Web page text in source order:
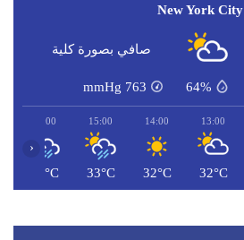
New York City
صافي بصورة كلية
64%
763
mmHg
13:00
32°C
14:00
32°C
15:00
33°C
16:00
33°C
‹